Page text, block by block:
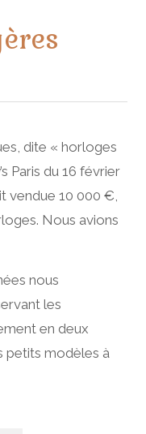
dite « horloges
Paris du 16 février
vendue 10 000 €,
Nous avions
nous
les
en deux
petits modèles à